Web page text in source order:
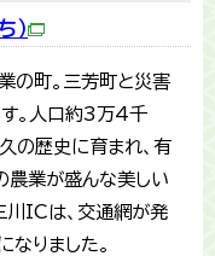
）
の町。三芳町と災害
。人口約3万4千
の歴史に育まれ、有
農業が盛んな美しい
川ICは、交通網が発
りました。